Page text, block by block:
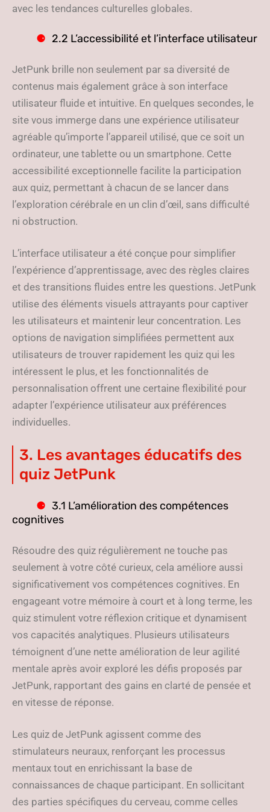
avec les tendances culturelles globales.
2.2 L’accessibilité et l’interface utilisateur
JetPunk brille non seulement par sa diversité de
contenus mais également grâce à son interface
utilisateur fluide et intuitive. En quelques secondes, le
site vous immerge dans une expérience utilisateur
agréable qu’importe l’appareil utilisé, que ce soit un
ordinateur, une tablette ou un smartphone. Cette
accessibilité exceptionnelle facilite la participation
aux quiz, permettant à chacun de se lancer dans
l’exploration cérébrale en un clin d’œil, sans difficulté
ni obstruction.
L’interface utilisateur a été conçue pour simplifier
l’expérience d’apprentissage, avec des règles claires
et des transitions fluides entre les questions. JetPunk
utilise des éléments visuels attrayants pour captiver
les utilisateurs et maintenir leur concentration. Les
options de navigation simplifiées permettent aux
utilisateurs de trouver rapidement les quiz qui les
intéressent le plus, et les fonctionnalités de
personnalisation offrent une certaine flexibilité pour
adapter l’expérience utilisateur aux préférences
individuelles.
3. Les avantages éducatifs des
quiz JetPunk
3.1 L’amélioration des compétences
cognitives
Résoudre des quiz régulièrement ne touche pas
seulement à votre côté curieux, cela améliore aussi
significativement vos compétences cognitives. En
engageant votre mémoire à court et à long terme, les
quiz stimulent votre réflexion critique et dynamisent
vos capacités analytiques. Plusieurs utilisateurs
témoignent d’une nette amélioration de leur agilité
mentale après avoir exploré les défis proposés par
JetPunk, rapportant des gains en clarté de pensée et
en vitesse de réponse.
Les quiz de JetPunk agissent comme des
stimulateurs neuraux, renforçant les processus
mentaux tout en enrichissant la base de
connaissances de chaque participant. En sollicitant
des parties spécifiques du cerveau, comme celles